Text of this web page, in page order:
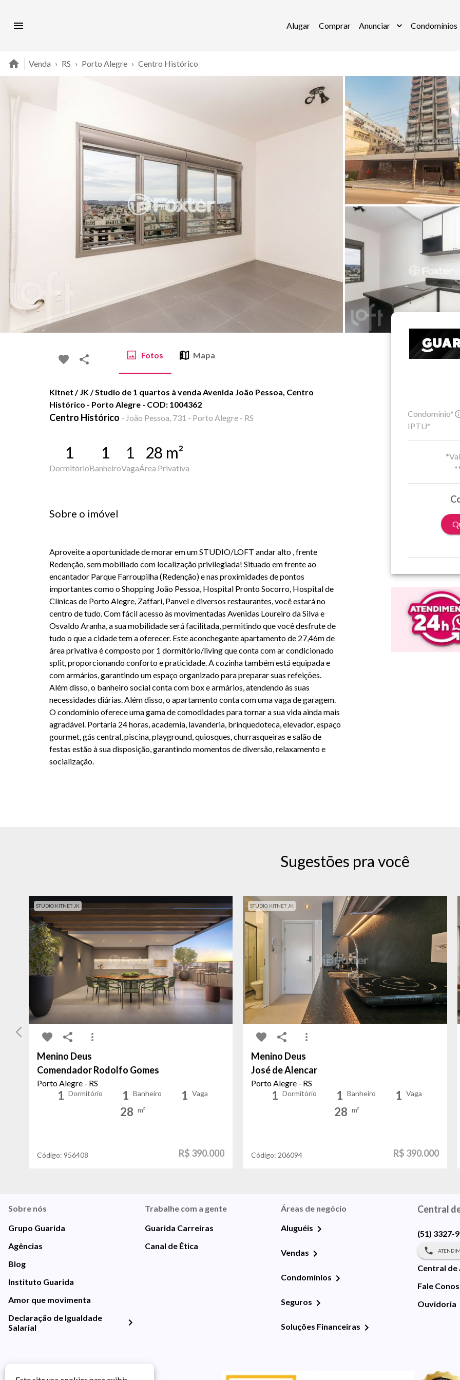
Alugar Comprar Anunciar Condomínios
Venda › RS › Porto Alegre › Centro Histórico
Fotos Mapa
Kitnet / JK / Studio de 1 quartos à venda Avenida João Pessoa, Centro
Histórico - Porto Alegre - COD: 1004362
Centro Histórico - João Pessoa, 731 - Porto Alegre - RS
1
Dormitório
1
Banheiro
1
Vaga
28 m²
Área Privativa
Sobre o imóvel
Aproveite a oportunidade de morar em um STUDIO/LOFT andar alto , frente
Redenção, sem mobiliado com localização privilegiada! Situado em frente ao
encantador Parque Farroupilha (Redenção) e nas proximidades de pontos
importantes como o Shopping João Pessoa, Hospital Pronto Socorro, Hospital de
Clínicas de Porto Alegre, Zaffari, Panvel e diversos restaurantes, você estará no
centro de tudo. Com fácil acesso às movimentadas Avenidas Loureiro da Silva e
Osvaldo Aranha, a sua mobilidade será facilitada, permitindo que você desfrute de
tudo o que a cidade tem a oferecer. Este aconchegante apartamento de 27,46m de
área privativa é composto por 1 dormitório/living que conta com ar condicionado
split, proporcionando conforto e praticidade. A cozinha também está equipada e
com armários, garantindo um espaço organizado para preparar suas refeições.
Além disso, o banheiro social conta com box e armários, atendendo às suas
necessidades diárias. Além disso, o apartamento conta com uma vaga de garagem.
O condomínio oferece uma gama de comodidades para tornar a sua vida ainda mais
agradável. Portaria 24 horas, academia, lavanderia, brinquedoteca, elevador, espaço
gourmet, gás central, piscina, playground, quiosques, churrasqueiras e salão de
festas estão à sua disposição, garantindo momentos de diversão, relaxamento e
socialização.
Condomínio*
IPTU*
Sugestões pra você
STUDIO KITNET JK
Menino Deus
Comendador Rodolfo Gomes
Porto Alegre - RS
1 Dormitório 1 Banheiro 1 Vaga
28 m²
Código: 956408 R$ 390.000
STUDIO KITNET JK
Menino Deus
José de Alencar
Porto Alegre - RS
1 Dormitório 1 Banheiro 1 Vaga
28 m²
Código: 206094 R$ 390.000
Sobre nós
Grupo Guarida
Agências
Blog
Instituto Guarida
Amor que movimenta
Declaração de Igualdade
Salarial
Trabalhe com a gente
Guarida Carreiras
Canal de Ética
Áreas de negócio
Aluguéis
Vendas
Condomínios
Seguros
Soluções Financeiras
Central
(51) 3327-
Central de
Fale
Ouvidoria